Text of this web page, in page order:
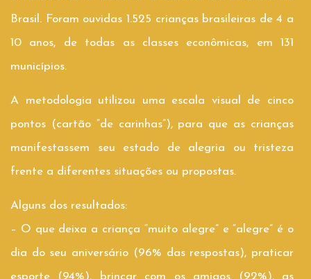
Brasil. Foram ouvidas 1.525 crianças brasileiras de 4 a
10 anos, de todas as classes econômicas, em 131
municípios.
A metodologia utilizou uma escala visual de cinco
pontos (cartão “de carinhas”), para que as crianças
manifestassem seu estado de alegria ou tristeza
frente a diferentes situações ou propostas.
Alguns dos resultados:
– O que deixa a criança “muito alegre” e “alegre” é o
dia do seu aniversário (96% das respostas), praticar
esporte (94%), brincar com os amigos (92%), as